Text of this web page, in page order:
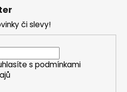
či slevy!
s podmínkami